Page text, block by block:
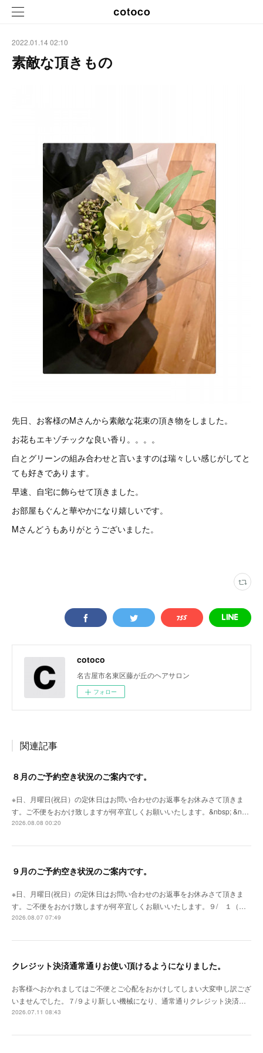
2022.01.14 02:10
素敵な頂きもの
先日、お客様のMさんから素敵な花束の頂き物をしました。
お花もエキゾチックな良い香り。。。。
白とグリーンの組み合わせと言いますのは瑞々しい感じがしてと
ても好きであります。
早速、自宅に飾らせて頂きました。
お部屋もぐんと華やかになり嬉しいです。
Mさんどうもありがとうございました。
cotoco
名古屋市名東区藤が丘のヘアサロン
フォロー
関連記事
８月のご予約空き状況のご案内です。
※日、月曜日(祝日）の定休日はお問い合わせのお返事をお休みさて頂きま
す。ご不便をおかけ致しますが何卒宜しくお願いいたします。&nbsp; &n…
2026.08.08 00:20
９月のご予約空き状況のご案内です。
※日、月曜日(祝日）の定休日はお問い合わせのお返事をお休みさて頂きま
す。ご不便をおかけ致しますが何卒宜しくお願いいたします。９/ １（…
2026.08.07 07:49
クレジット決済通常通りお使い頂けるようになりました。
お客様へおかれましてはご不便とご心配をおかけしてしまい大変申し訳ござ
いませんでした。７/９より新しい機械になり、通常通りクレジット決済…
2026.07.11 08:43